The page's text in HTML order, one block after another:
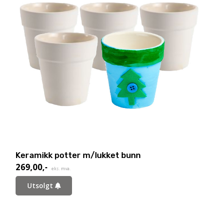
Keramikk potter m/lukket bunn
269,00,- eks. mva.
Utsolgt